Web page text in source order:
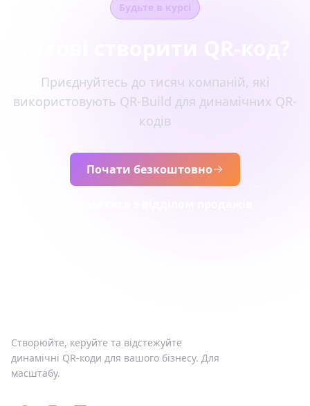
Будьте в курсі
Приєднуйтесь до тисяч компаній, які
використовують QR-Build для динамічних QR-
кодів
Почати безкоштовно
Створюйте, керуйте та відстежуйте
динамічні QR-коди для вашого бізнесу. Для
масштабу.